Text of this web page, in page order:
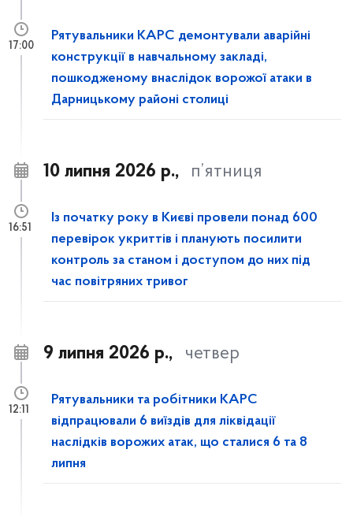
Рятувальники КАРС демонтували аварійні
конструкції в навчальному закладі,
пошкодженому внаслідок ворожої атаки в
Дарницькому районі столиці
17:00
10 липня 2026 р., п’ятниця
Із початку року в Києві провели понад 600
перевірок укриттів і планують посилити
контроль за станом і доступом до них під
час повітряних тривог
16:51
9 липня 2026 р., четвер
Рятувальники та робітники КАРС
відпрацювали 6 виїздів для ліквідації
наслідків ворожих атак, що сталися 6 та 8
липня
12:11